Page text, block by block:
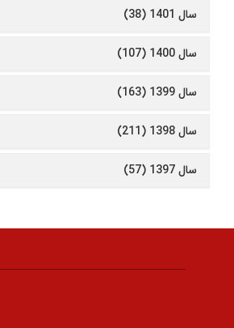
سال 1401 (38)
سال 1400 (107)
سال 1399 (163)
سال 1398 (211)
سال 1397 (57)